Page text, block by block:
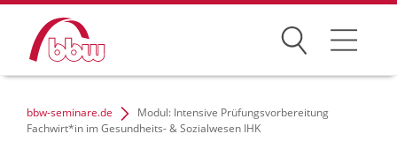
Suchen
Weiterbildung
bbw-seminare.de
Modul: Intensive Prüfungsvorbereitung
Fachwirt*in im Gesundheits- & Sozialwesen IHK